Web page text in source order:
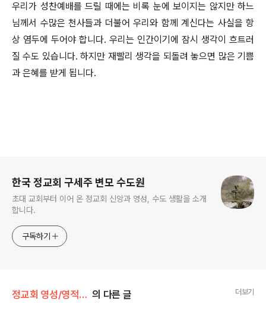
우리가 성찬예배를 드릴 때에는 비록 눈에 보이지는 않지만 하느
님께서 수많은 천사들과 더불어 우리와 함께 계신다는 사실을 항
상 염두에 두어야 합니다. 우리는 인간이기에 잠시 생각이 흐트러
질 수도 있습니다. 하지만 재빨리 생각을 되돌려 놓으면 많은 기쁨
과 은혜를 받게 됩니다.
한국 정교회 구세주 변모 수도원
초대 교회부터 이어 온 정교회 신앙과 영성, 수도 생활을 소개
합니다.
구독하기
정교회 영성/영적 아버지에게 듣다 의 다른 글 더보기